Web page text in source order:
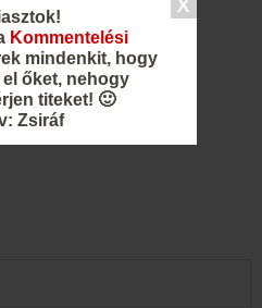
Kommentelési
mindenkit, hogy
őket, nehogy
titeket! 🙂
Zsiráf